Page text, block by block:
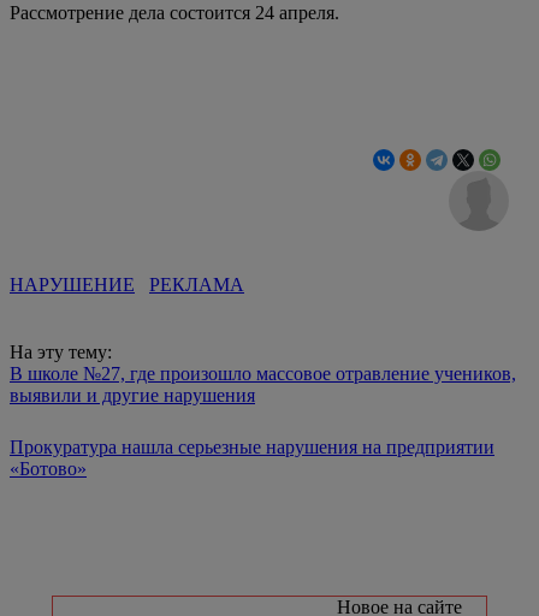
Рассмотрение дела состоится 24 апреля.
НАРУШЕНИЕ РЕКЛАМА
На эту тему:
В школе №27, где произошло массовое отравление учеников,
выявили и другие нарушения
Прокуратура нашла серьезные нарушения на предприятии
«Ботово»
Новое на сайте